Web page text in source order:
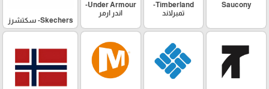
Saucony
Timberland-
تمبرلاند
Under Armour-
اندر ارمر
Skechers- سكتشرز